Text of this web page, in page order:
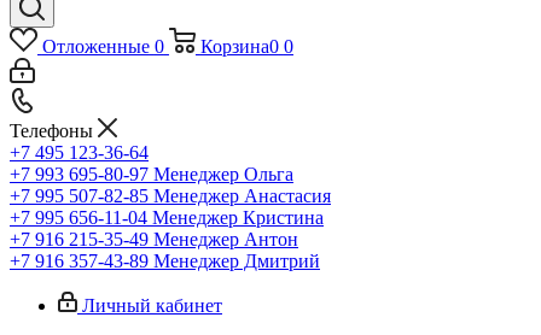
Отложенные 0 Корзина0 0
Телефоны
+7 495 123-36-64
+7 993 695-80-97 Менеджер Ольга
+7 995 507-82-85 Менеджер Анастасия
+7 995 656-11-04 Менеджер Кристина
+7 916 215-35-49 Менеджер Антон
+7 916 357-43-89 Менеджер Дмитрий
Личный кабинет